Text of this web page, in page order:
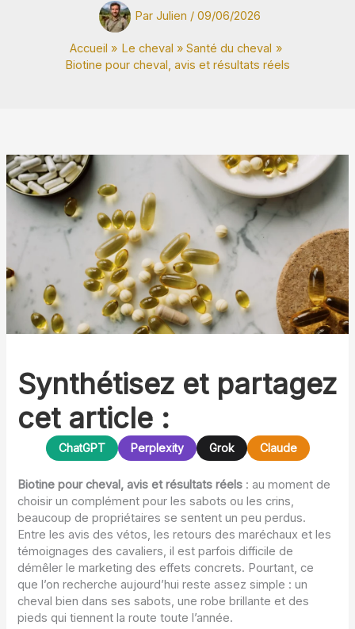
Par Julien / 09/06/2026
Accueil Le cheval
Santé du cheval
Biotine pour cheval, avis et résultats réels
Synthétisez et partagez
cet article :
ChatGPT Perplexity Grok Claude
Biotine pour cheval, avis et résultats réels : au moment de
choisir un complément pour les sabots ou les crins,
beaucoup de propriétaires se sentent un peu perdus.
Entre les avis des vétos, les retours des maréchaux et les
témoignages des cavaliers, il est parfois difficile de
démêler le marketing des effets concrets. Pourtant, ce
que l’on recherche aujourd’hui reste assez simple : un
cheval bien dans ses sabots, une robe brillante et des
pieds qui tiennent la route toute l’année.